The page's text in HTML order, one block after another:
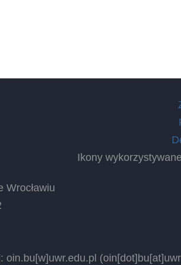
Ikony
Wrocławiu
oin.bu[w]uwr.edu.pl